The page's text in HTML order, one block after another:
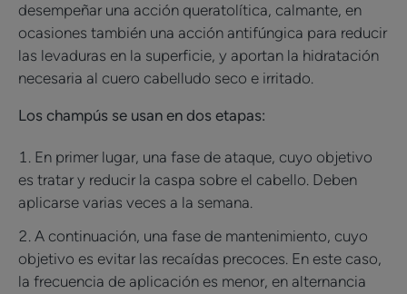
desempeñar una acción queratolítica, calmante, en
ocasiones también una acción antifúngica para reducir
las levaduras en la superficie, y aportan la hidratación
necesaria al cuero cabelludo seco e irritado.
Los champús se usan en dos etapas:
En primer lugar, una fase de ataque, cuyo objetivo
es tratar y reducir la caspa sobre el cabello. Deben
aplicarse varias veces a la semana.
A continuación, una fase de mantenimiento, cuyo
objetivo es evitar las recaídas precoces. En este caso,
la frecuencia de aplicación es menor, en alternancia